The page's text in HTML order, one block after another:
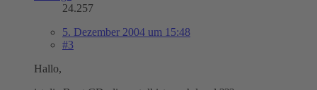
24.257
5. Dezember 2004 um 15:48
#3
Hallo,